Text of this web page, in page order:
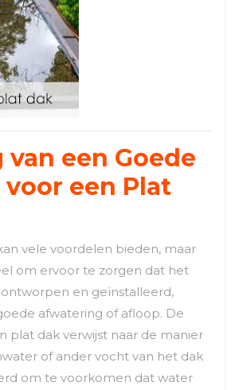
van een Goede
een Plat
vele voordelen bieden, maar
om ervoor te zorgen dat het
en geïnstalleerd,
afwatering of afloop. De
plat dak verwijst naar de manier
of ander vocht van het dak
om te voorkomen dat water